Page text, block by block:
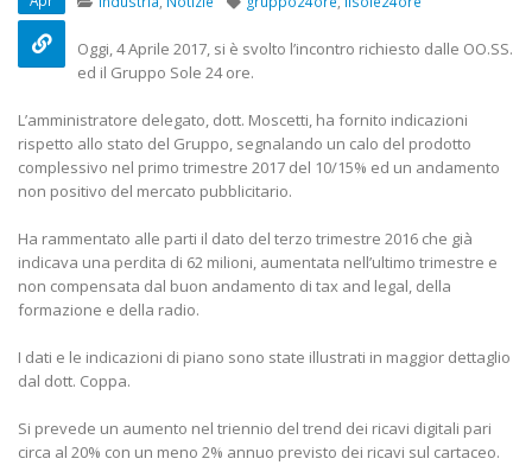
Oggi, 4 Aprile 2017, si è svolto l’incontro richiesto dalle OO.SS.
ed il Gruppo Sole 24 ore.
L’amministratore delegato, dott. Moscetti, ha fornito indicazioni
rispetto allo stato del Gruppo, segnalando un calo del prodotto
complessivo nel primo trimestre 2017 del 10/15% ed un andamento
non positivo del mercato pubblicitario.
Ha rammentato alle parti il dato del terzo trimestre 2016 che già
indicava una perdita di 62 milioni, aumentata nell’ultimo trimestre e
non compensata dal buon andamento di tax and legal, della
formazione e della radio.
I dati e le indicazioni di piano sono state illustrati in maggior dettaglio
dal dott. Coppa.
Si prevede un aumento nel triennio del trend dei ricavi digitali pari
circa al 20% con un meno 2% annuo previsto dei ricavi sul cartaceo.
22 Ottobre 2022
Elezioni RSU TIM Servizi
13 Ottobre 2022
Telecom: sciopero contro
lo scorporo della rete
16 Giugno 2022
Convenzione